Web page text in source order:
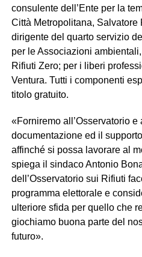
consulente dell’Ente per la
Città Metropolitana, Salvatore
dirigente del quarto servizio
per le Associazioni
Rifiuti Zero; per i liberi
Ventura. Tutti i componenti
titolo gratuito.
«Forniremo all’Osservatorio
documentazione ed il
affinché si possa lavorare al
spiega il sindaco Antonio
dell’Osservatorio sui Rifiuti
programma elettorale e
ulteriore sfida per quello che
giochiamo buona parte del
futuro».